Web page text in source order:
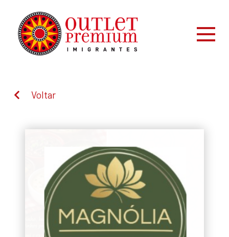
Voltar